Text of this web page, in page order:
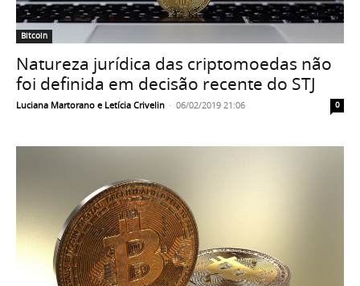
Bitcoin
Natureza jurídica das criptomoedas não
foi definida em decisão recente do STJ
Luciana Martorano e Letícia Crivelin - 06/02/2019 21:06 0